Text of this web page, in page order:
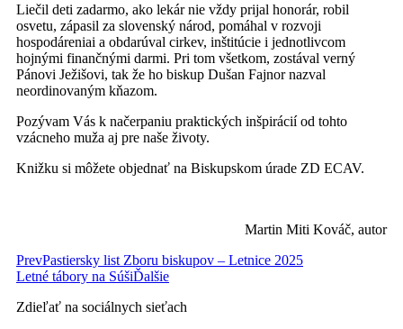
Liečil deti zadarmo, ako lekár nie vždy prijal honorár, robil
osvetu, zápasil za slovenský národ, pomáhal v rozvoji
hospodáreniai a obdarúval cirkev, inštitúcie i jednotlivcom
hojnými finančnými darmi. Pri tom všetkom, zostával verný
Pánovi Ježišovi, tak že ho biskup Dušan Fajnor nazval
neordinovaným kňazom.
Pozývam Vás k načerpaniu praktických inšpirácií od tohto
vzácneho muža aj pre naše životy.
Knižku si môžete objednať na Biskupskom úrade ZD ECAV.
Martin Miti Kováč, autor
PrevPastiersky list Zboru biskupov – Letnice 2025
Letné tábory na SúšiĎalšie
Zdieľať na sociálnych sieťach